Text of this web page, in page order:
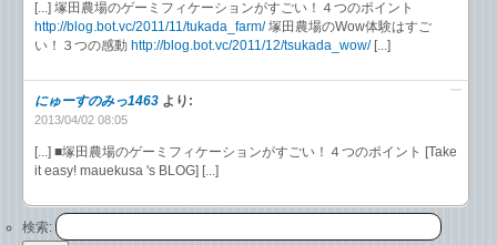
[...] 塚田農場のゲーミフィケーションがすごい！４つのポイント
http://blog.bot.vc/2011/11/tukada_farm/塚田農場のWow体験はすご
い！３つの感動 http://blog.bot.vc/2011/12/tsukada_wow/[...]
にゅーすのみっ1463 より:
2013/04/02 08:05
[...] ■塚田農場のゲーミフィケーションがすごい！４つのポイント [Take
it easy! mauekusa 's BLOG] [...]
検索: